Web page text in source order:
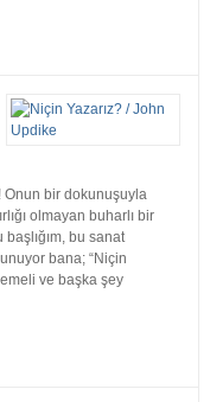
Onun bir dokunuşuyla
olmayan buharlı bir
bu sanat
bana; “Niçin
ve başka şey